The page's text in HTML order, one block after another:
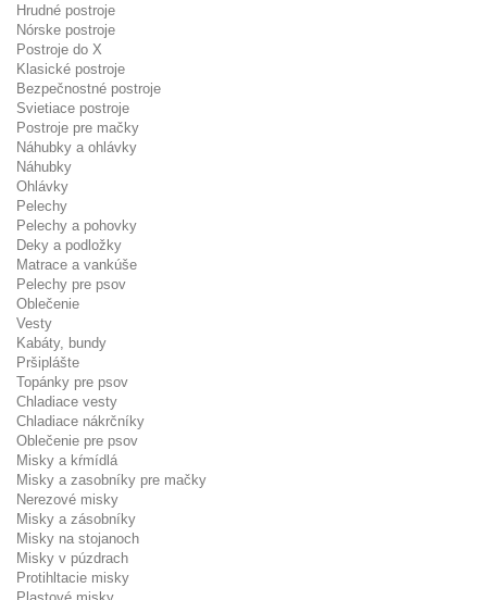
Hrudné postroje
Nórske postroje
Postroje do X
Klasické postroje
Bezpečnostné postroje
Svietiace postroje
Postroje pre mačky
Náhubky a ohlávky
Náhubky
Ohlávky
Pelechy
Pelechy a pohovky
Deky a podložky
Matrace a vankúše
Pelechy pre psov
Oblečenie
Vesty
Kabáty, bundy
Pršiplášte
Topánky pre psov
Chladiace vesty
Chladiace nákrčníky
Oblečenie pre psov
Misky a kŕmídlá
Misky a zasobníky pre mačky
Nerezové misky
Misky a zásobníky
Misky na stojanoch
Misky v púzdrach
Protihltacie misky